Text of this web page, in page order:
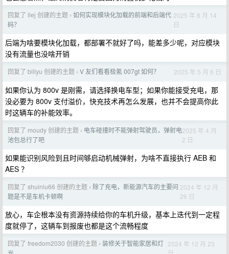
回复了 llej 创建的主题 › 如何实现模块化加载的前端和后端代
码？
2025 年 8 月 14
日
后端为啥要模块化加载，都部署不就好了吗，能差多少呢，对应模块
没有流量也没啥开销
回复了 billyu 创建的主题 › V 友们看看极氪 007gt 如何？ 2025 年 5 月 6 日
如果你认为 800v 是刚需，请选择换电车型；如果你能接受充电，那
没必要为 800v 支付溢价，快充技术再怎么发展，也并不会提高你此
时这辆车的补能效率。
回复了 moudy 创建的主题 › 电车碰撞时不能弹射驾驶员，弹射电
池包总行了吧
2025 年 4 月
2 日
如果能识别风险到且时间够启动机械弹射，为啥不直接执行 AEB 和
AES ？
回复了 shuiniu66 创建的主题 › 除了充电，新能源汽车的主要问
题是不是车机卡顿啊
2024 年 12 月
26 日
放心，车企根本没有资源持续给你的车机升级，基本上迭代到一定程
度就停了，这辆车到报废也都是这个流畅程度
回复了 freedom2030 创建的主题 › 装修关于智能家居和灯 2024 年 12 月 23